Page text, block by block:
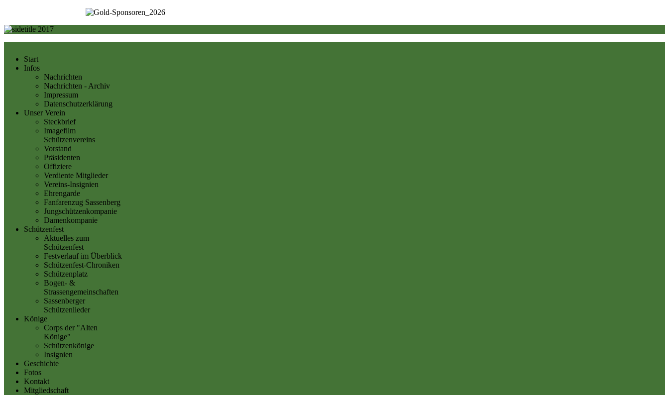
Start
Infos
Nachrichten
Nachrichten - Archiv
Impressum
Datenschutzerklärung
Unser Verein
Steckbrief
Imagefilm
Schützenvereins
Vorstand
Präsidenten
Offiziere
Verdiente Mitglieder
Vereins-Insignien
Ehrengarde
Fanfarenzug Sassenberg
Jungschützenkompanie
Damenkompanie
Schützenfest
Aktuelles zum
Schützenfest
Festverlauf im Überblick
Schützenfest-Chroniken
Schützenplatz
Bogen- &
Strassengemeinschaften
Sassenberger
Schützenlieder
Könige
Corps der "Alten
Könige"
Schützenkönige
Insignien
Geschichte
Fotos
Kontakt
Mitgliedschaft